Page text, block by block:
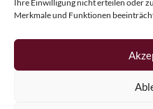
Ihre Einwilligung nicht erteilen oder
Merkmale und Funktionen
Tel.:+49 (0)8574 - 91 97 79
info@pfingstrosen.eu
Copyright © 2026